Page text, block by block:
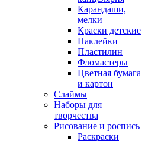
Карандаши,
мелки
Краски детские
Наклейки
Пластилин
Фломастеры
Цветная бумага
и картон
Слаймы
Наборы для
творчества
Рисование и роспись
Раскраски